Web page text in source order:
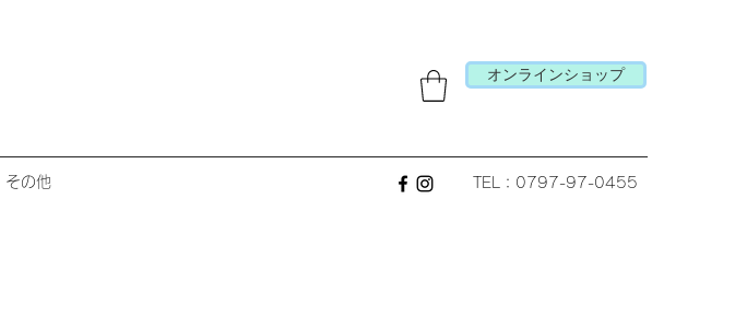
オンラインショップ
その他 TEL：0797-97-0455